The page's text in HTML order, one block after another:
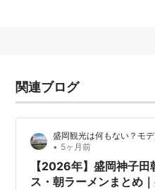
関連ブログ
盛岡観光は何もない？モ
• 5ヶ月前
【2026年】盛岡神子
ス・朝ラーメンまとめ